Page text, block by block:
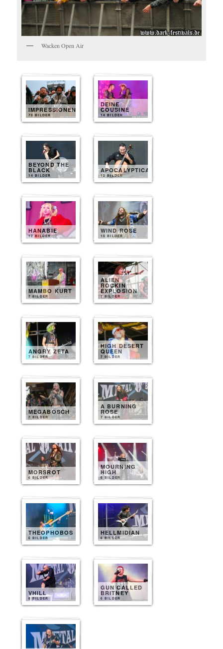
Wacken Open Air
IMPRESSIONEN
70 BILDER
DEINE
COUSINE
14 BILDER
BEYOND THE
BLACK
14 BILDER
APOCALYPTICA
12 BILDER
HANABIE
12 BILDER
WIND ROSE
10 BILDER
MAMBO KURT
7 BILDER
ALIEN
ROCKIN
EXPLOSION
7 BILDER
ANGRY ZETA
7 BILDER
HIGH DESERT
QUEEN
7 BILDER
MEGABOSCH
7 BILDER
A BURNING
ROSE
7 BILDER
MORSROT
6 BILDER
MOURNING
HIGH
6 BILDER
THEOPHOBOS
6 BILDER
HELLMIDIAN
6 BILDER
VHILL
6 BILDER
GUN CALLED
BRITNEY
6 BILDER